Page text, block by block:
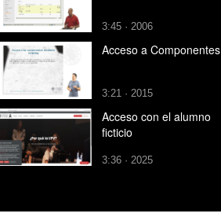
3:45 · 2006
Acceso a Componentes
3:21 · 2015
Acceso con el alumno
ficticio
3:36 · 2025